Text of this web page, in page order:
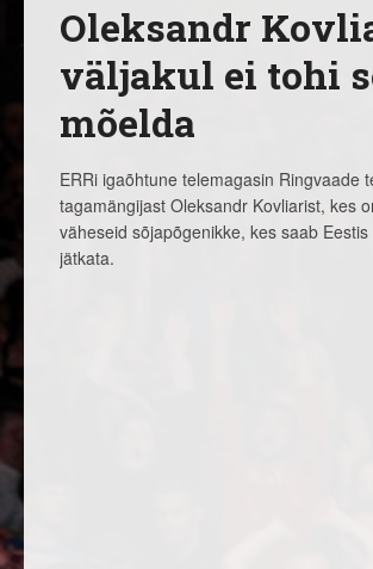
Oleksandr
väljakul ei tohi
mõelda
ERRi igaõhtune telemagasin Ringvaade
tagamängijast Oleksandr Kovliarist, kes
väheseid sõjapõgenikke, kes saab
jätkata.